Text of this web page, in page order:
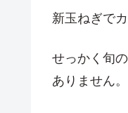
新玉ねぎで
せっかく旬の
ありません。